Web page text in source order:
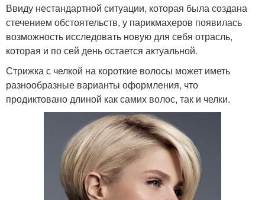
Ввиду нестандартной ситуации, которая была создана
стечением обстоятельств, у парикмахеров появилась
возможность исследовать новую для себя отрасль,
которая и по сей день остается актуальной.
Стрижка с челкой на короткие волосы может иметь
разнообразные варианты оформления, что
продиктовано длиной как самих волос, так и челки.